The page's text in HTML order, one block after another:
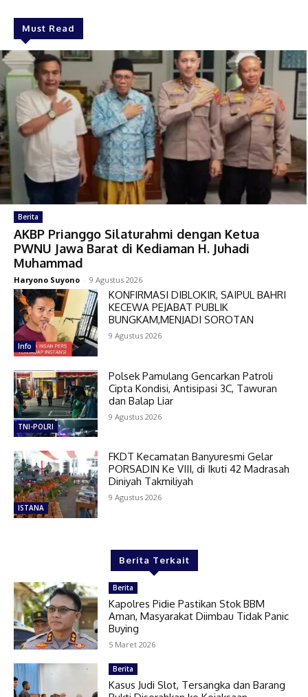
Must Read
Berita
AKBP Prianggo Silaturahmi dengan Ketua
PWNU Jawa Barat di Kediaman H. Juhadi
Muhammad
Haryono Suyono - 9 Agustus 2026
Info
KONFIRMASI DIBLOKIR, SAIPUL BAHRI
KECEWA PEJABAT PUBLIK
BUNGKAM,MENJADI SOROTAN
9 Agustus 2026
TNI-POLRI
Polsek Pamulang Gencarkan Patroli
Cipta Kondisi, Antisipasi 3C, Tawuran
dan Balap Liar
9 Agustus 2026
ISTANA
FKDT Kecamatan Banyuresmi Gelar
PORSADIN Ke VIII, di Ikuti 42 Madrasah
Diniyah Takmiliyah
9 Agustus 2026
Berita Terkait
Berita
Kapolres Pidie Pastikan Stok BBM
Aman, Masyarakat Diimbau Tidak Panic
Buying
5 Maret 2026
Berita
Kasus Judi Slot, Tersangka dan Barang